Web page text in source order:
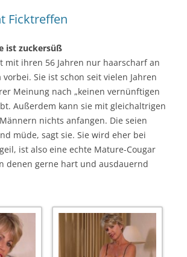
Ficktreffen
ist zuckersüß
mit ihren 56 Jahren nur haarscharf an
Sie ist schon seit vielen Jahren
Meinung nach „keinen vernünftigen
Außerdem kann sie mit gleichaltrigen
nichts anfangen. Die seien
müde, sagt sie. Sie wird eher bei
ist also eine echte Mature-Cougar
denen gerne hart und ausdauernd